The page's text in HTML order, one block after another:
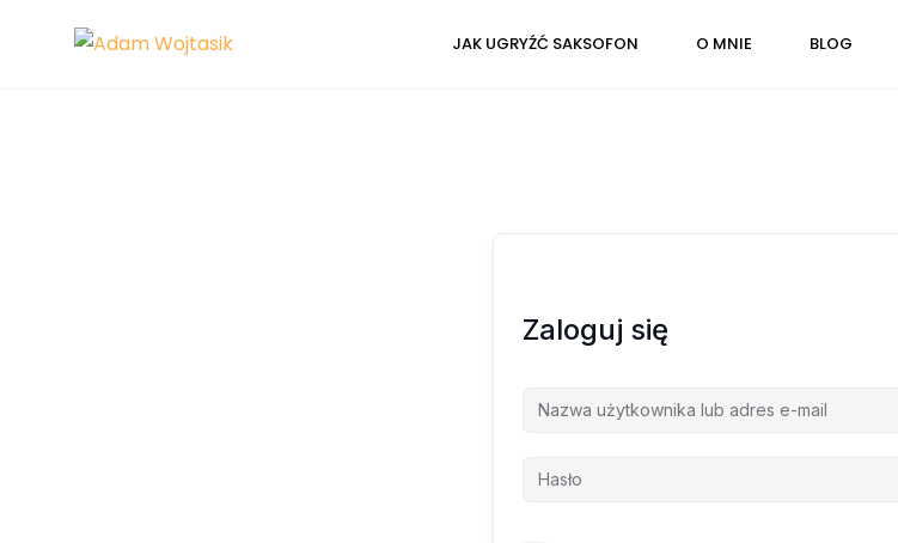
JAK UGRYŹĆ SAKSOFON O MNIE BLOG
Zaloguj się